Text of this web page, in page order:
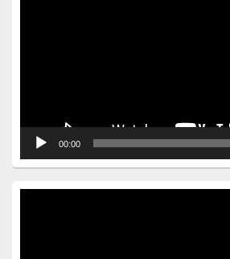
00:00